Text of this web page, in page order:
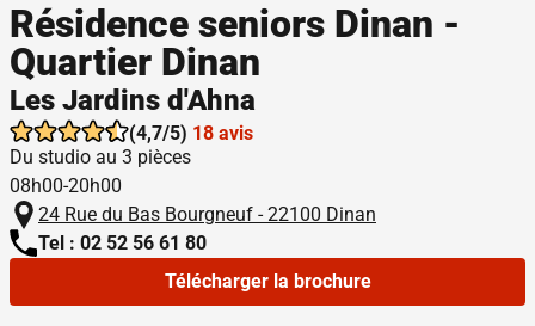
Résidence seniors Dinan -
Quartier Dinan
Les Jardins d'Ahna
(4,7/5) 18 avis
Du studio au 3 pièces
08h00-20h00
24 Rue du Bas Bourgneuf - 22100 Dinan
Tel : 02 52 56 61 80
Télécharger la brochure